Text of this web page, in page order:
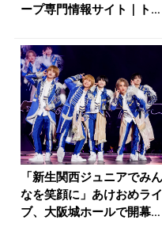
ープ専門情報サイト｜トピ
「新生関西ジュニアでみん
なを笑顔に」あけおめライ
ブ、大阪城ホールで開幕！ |